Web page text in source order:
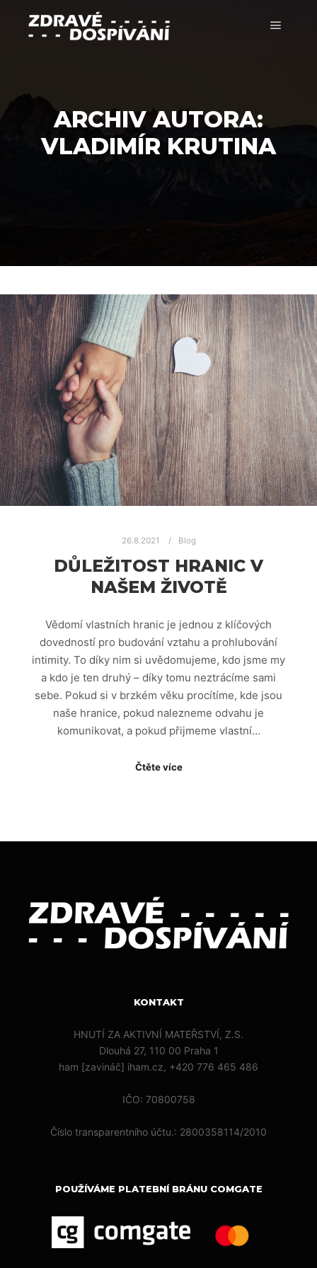
ARCHIV AUTORA:
VLADIMÍR KRUTINA
26.8.2021 Blog
DŮLEŽITOST HRANIC V
NAŠEM ŽIVOTĚ
Vědomí vlastních hranic je jednou z klíčových
dovedností pro budování vztahu a prohlubování
intimity. To díky nim si uvědomujeme, kdo jsme my
a kdo je ten druhý – díky tomu neztrácíme sami
sebe. Pokud si v brzkém věku procítíme, kde jsou
naše hranice, pokud nalezneme odvahu je
komunikovat, a pokud přijmeme vlastní…
Čtěte více
KONTAKT
HNUTÍ ZA AKTIVNÍ MATEŘSTVÍ, Z.S.
Dlouhá 27, 110 00 Praha 1
ham [zavináč] iham.cz, +420 776 465 486
IČO: 70800758
Číslo transparentního účtu.: 2800358114/2010
POUŽÍVÁME PLATEBNÍ BRÁNU COMGATE